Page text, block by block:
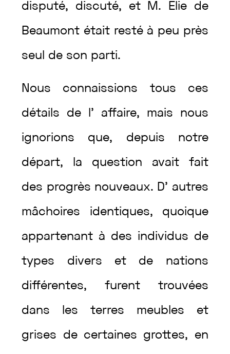
disputé, discuté, et M. Élie de
Beaumont était resté à peu près
seul de son parti.
Nous connaissions tous ces
détails de l’ affaire, mais nous
ignorions que, depuis notre
départ, la question avait fait
des progrès nouveaux. D’ autres
mâchoires identiques, quoique
appartenant à des individus de
types divers et de nations
différentes, furent trouvées
dans lesterres meubles et
grises de certaines grottes, en